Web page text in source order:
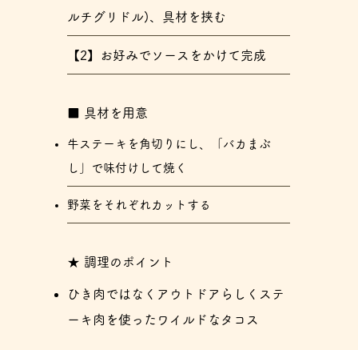
ルチグリドル)、具材を挟む
【2】お好みでソースをかけて完成
牛ステーキを角切りにし、「バカまぶ
し」で味付けして焼く
野菜をそれぞれカットする
​■ 具材を用意
ひき肉ではなくアウトドアらしくステ
ーキ肉を使ったワイルドなタコス
★ 調理のポイント